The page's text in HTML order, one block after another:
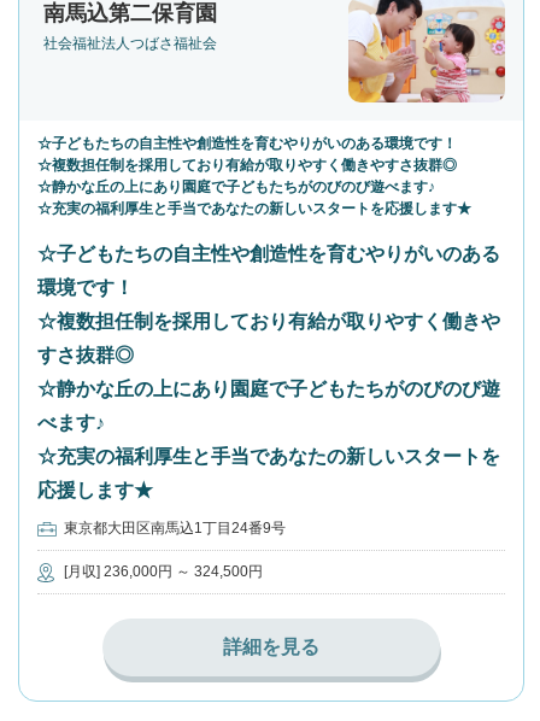
南馬込第二保育園
社会福祉法人つばさ福祉会
☆子どもたちの自主性や創造性を育むやりがいのある環境です！
☆複数担任制を採用しており有給が取りやすく働きやすさ抜群◎
☆静かな丘の上にあり園庭で子どもたちがのびのび遊べます♪
☆充実の福利厚生と手当であなたの新しいスタートを応援します★
☆子どもたちの自主性や創造性を育むやりがいのある
環境です！
☆複数担任制を採用しており有給が取りやすく働きや
すさ抜群◎
☆静かな丘の上にあり園庭で子どもたちがのびのび遊
べます♪
☆充実の福利厚生と手当であなたの新しいスタートを
応援します★
東京都大田区南馬込1丁目24番9号
[月収] 236,000円 ～ 324,500円
詳細を見る